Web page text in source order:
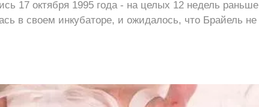
17 октября 1995 года - на целых 12 недель раньше
в своем инкубаторе, и ожидалось, что Брайель не